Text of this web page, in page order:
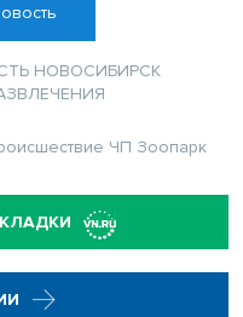
НОВОСИБИРСК
ЧП Зоопарк